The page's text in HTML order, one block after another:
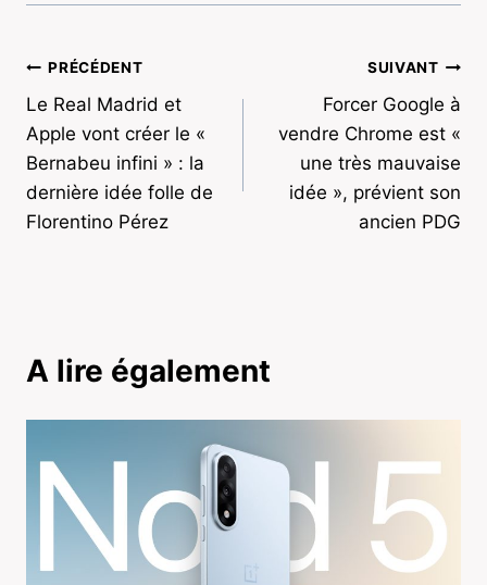
Navigation
de
l’article
PRÉCÉDENT
Le Real Madrid et
Apple vont créer le «
Bernabeu infini » : la
dernière idée folle de
Florentino Pérez
SUIVANT
Forcer Google à
vendre Chrome est «
une très mauvaise
idée », prévient son
ancien PDG
A lire également